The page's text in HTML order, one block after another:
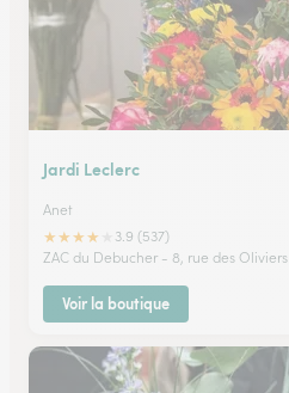
Jardi Leclerc
Anet
★★★★
3.9 (537)
ZAC du Debucher - 8, rue des Oliviers
Voir la boutique